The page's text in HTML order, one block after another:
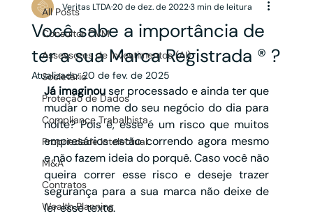
All Posts
Consultor CVM
Assessores de Investimentos (AI)
Societário
Proteção de Dados
Compliance Trabalhista
Propriedade Intelectual
M&A
Contratos
Wealth Planning
Você sabe a importância de
ter a sua Marca Registrada ® ?
Veritas LTDA20 de dez. de 20223 min de leitura
Atualizado:20 de fev. de 2025
Já imaginou ser processado e ainda ter que
mudar o nome do seu negócio do dia para
noite? Pois é, esse é um risco que muitos
empresários estão correndo agora mesmo
e não fazem ideia do porquê. Caso você não
queira correr esse risco e deseje trazer
segurança para a sua marca não deixe de
ler esse texto.